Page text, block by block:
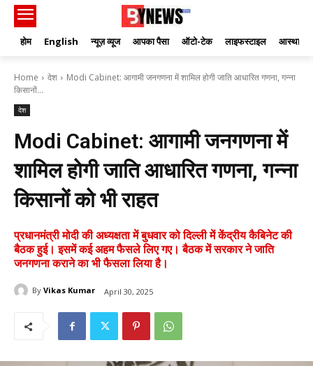
होम English न्यूज़ व्यूज आपका पैसा ऑटो-टेक लाइफस्टाइल आस्था
Home देश
Modi Cabinet: आगामी जनगणना में शामिल होगी जाति आधारित गणना, गन्ना
किसानों...
देश
Modi Cabinet: आगामी जनगणना में
शामिल होगी जाति आधारित गणना, गन्ना
किसानों को भी राहत
प्रधानमंत्री मोदी की अध्यक्षता में बुधवार को दिल्ली में केंद्रीय कैबिनेट की
बैठक हुई। इसमें कई अहम फैसले लिए गए। बैठक में सरकार ने जाति
जनगणना कराने का भी फैसला लिया है।
By Vikas Kumar April 30, 2025